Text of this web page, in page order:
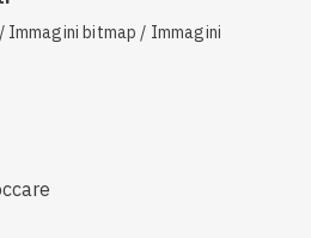
Immagini bitmap / Immagini